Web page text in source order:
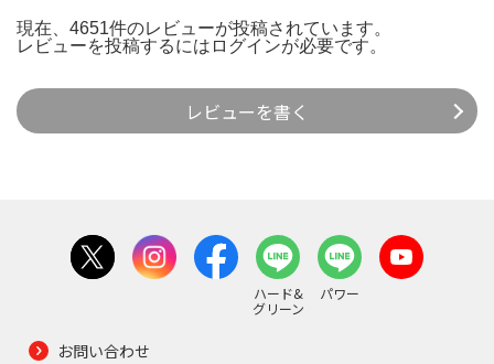
現在、4651件のレビューが投稿されています。
レビューを投稿するには ログインが必要です。
レビューを書く
ハード&
グリーン
パワー
お問い合わせ